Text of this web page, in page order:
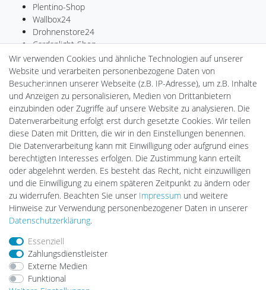
Plentino-Shop
Wallbox24
Drohnenstore24
Cardanlight-Shop
Batteriespeicher
PlentiSolar
Gebrauchtlicht
Ledkauf
DEYESOLAR
Lightech Connect
CardanLight Europe
FORTIMO LEDs
LED-RETROSHOP
MeinUSB
Impressum Daten­schutz­erklärung AGB
Barrierefreiheitserklärung
Wir verwenden Cookies und ähnliche Technologien auf unserer
Website und verarbeiten personenbezogene Daten von
Besucher:innen unserer Webseite (z.B. IP-Adresse), um z.B. Inhalte
und Anzeigen zu personalisieren, Medien von Drittanbietern
einzubinden oder Zugriffe auf unsere Website zu analysieren. Die
Datenverarbeitung erfolgt erst durch gesetzte Cookies. Wir teilen
diese Daten mit Dritten, die wir in den Einstellungen benennen.
Die Datenverarbeitung kann mit Einwilligung oder aufgrund eines
berechtigten Interesses erfolgen. Die Zustimmung kann erteilt
oder abgelehnt werden. Es besteht das Recht, nicht einzuwilligen
und die Einwilligung zu einem späteren Zeitpunkt zu ändern oder
zu widerrufen. Beachten Sie unser Impressum und weitere
Hinweise zur Verwendung personenbezogener Daten in unserer
Daten­schutz­erklärung.
Essenziell
Zahlungsdienstleister
Externe Medien
Funktional